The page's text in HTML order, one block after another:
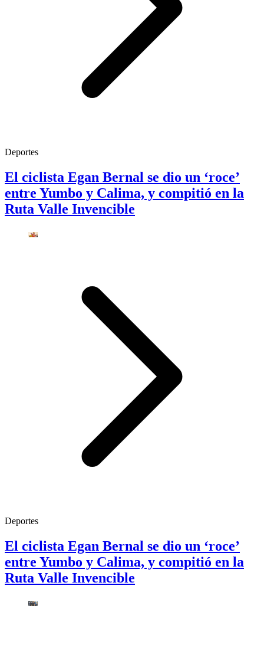
Deportes
El ciclista Egan Bernal se dio un ‘roce’
entre Yumbo y Calima, y compitió en la
Ruta Valle Invencible
Deportes
El ciclista Egan Bernal se dio un ‘roce’
entre Yumbo y Calima, y compitió en la
Ruta Valle Invencible